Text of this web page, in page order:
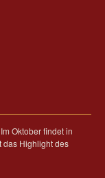
Oktober findet in
das Highlight des